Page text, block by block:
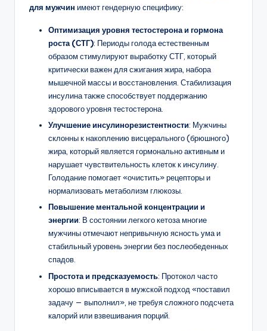
для мужчин имеют гендерную специфику:
Оптимизация уровня тестостерона и гормона
роста (СТГ): Периоды голода естественным
образом стимулируют выработку СТГ, который
критически важен для сжигания жира, набора
мышечной массы и восстановления. Стабилизация
инсулина также способствует поддержанию
здорового уровня тестостерона.
Улучшение инсулинорезистентности: Мужчины
склонны к накоплению висцерального (брюшного)
жира, который является гормонально активным и
нарушает чувствительность клеток к инсулину.
Голодание помогает «очистить» рецепторы и
нормализовать метаболизм глюкозы.
Повышение ментальной концентрации и
энергии: В состоянии легкого кетоза многие
мужчины отмечают непривычную ясность ума и
стабильный уровень энергии без послеобеденных
спадов.
Простота и предсказуемость: Протокол часто
хорошо вписывается в мужской подход «поставил
задачу — выполнил», не требуя сложного подсчета
калорий или взвешивания порций.